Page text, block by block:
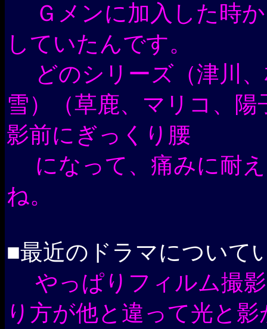
Ｇメンに加入した時
していたんです。
どのシリーズ（津川、
雪）（草鹿、マリコ、
影前にぎっくり腰
になって、痛みに耐
ね。
■最近のドラマについて
やっぱりフィルム撮
り方が他と違って光と